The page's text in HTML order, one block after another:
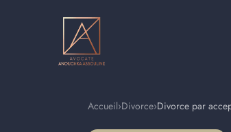
Accueil›Divorce›Divorce par